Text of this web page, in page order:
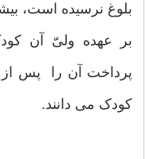
بلوغ نرسیده است،
بر عهده ولیّ آن
پرداخت آن را پس
کودک می دانند.